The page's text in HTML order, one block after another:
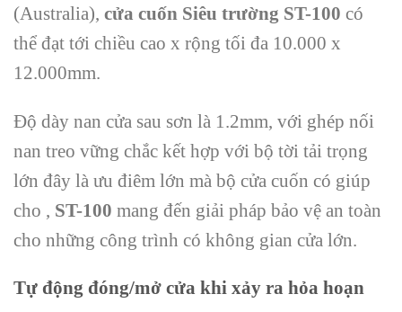
(Australia), cửa cuốn Siêu trường ST-100 có
thể đạt tới chiều cao x rộng tối đa 10.000 x
12.000mm.
Độ dày nan cửa sau sơn là 1.2mm, với ghép nối
nan treo vững chắc kết hợp với bộ tời tải trọng
lớn đây là ưu điêm lớn mà bộ cửa cuốn có giúp
cho , ST-100 mang đến giải pháp bảo vệ an toàn
cho những công trình có không gian cửa lớn.
Tự động đóng/mở cửa khi xảy ra hỏa hoạn